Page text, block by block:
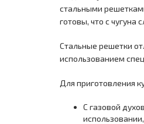
стальными
готовы, что с чугуна
Стальные решетки
использованием
Для приготовления
С газовой